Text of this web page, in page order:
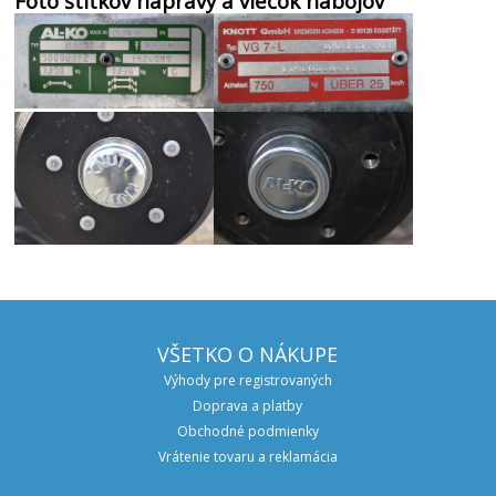
VŠETKO O NÁKUPE
Výhody pre registrovaných
Doprava a platby
Obchodné podmienky
Vrátenie tovaru a reklamácia